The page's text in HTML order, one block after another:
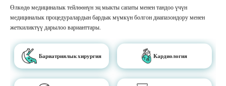
Өлкөдө медициналык тейлөөнүн эң мыкты сапаты менен тандоо үчүн
медициналык процедуралардын бардык мүмкүн болгон диапазондору менен
жеткиликтүү дарылоо варианттары.
Бариатриялык хирургия Кардиология